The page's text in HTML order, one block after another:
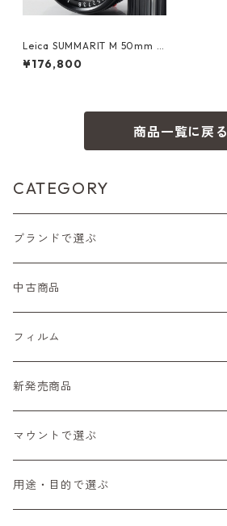
Leica SUMMARIT M 50mm F
2.5 E39 6bit 6ビット ライカ
（60738）
¥176,800
商品一覧に戻る
CATEGORY
ブランドで選ぶ
Nikon（ニコン）
Sシリーズ
Fシリーズ（一桁＋F100）
Canon（キヤノン）
レンジファインダー（7、P）
PENTAX（ペンタックス）
SL、SP
K2、KX、KM
CONTAX（コンタックス）
G1、G2
MINOLTA（ミノルタ）
中古商品
フィルムカメラ
一眼レフカメラ（マニュアルフォーカス）
一眼レフカメラ（オートフォーカス）
デジタルカメラ
一眼カメラ
ミラーレスカメラ
マニュアルレンズ
一眼レンズ
オートフォーカスレンズ
フィルム
レンズ付きフィルム
35mm（135）カラーネガ
35mm（135）白黒ネガ
新発売商品
フィルムカメラ
レンズ付きフィルム
マウントで選ぶ
M42
用途・目的で選ぶ